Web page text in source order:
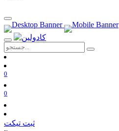
0
0
ثبت تیکت